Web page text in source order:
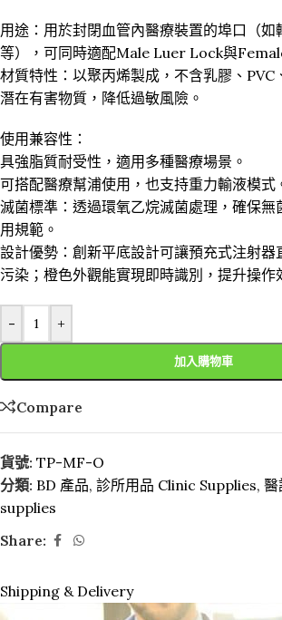
用途：用於封閉血管內醫療裝置的埠口（如
等），可同時適配Male Luer Lock與
材質特性：以聚丙烯製成，不含乳膠、
潛在有害物質，降低過敏風險。
使用兼容性：
具強脂質耐受性，適用多種醫療場景。
可搭配醫療幫浦使用，也支持重力輸液模式
滅菌標準：透過環氧乙烷滅菌處理，確保無
用規範。
設計優勢：創新平底設計可讓預充式注射器
污染；橙色外觀能實現即時識別，提升操作
- +
加入購物車
Compare
貨號: TP-MF-O
分類: BD 產品, 診所用品 Clinic Supplies, 醫
supplies
Share:
Shipping & Delivery